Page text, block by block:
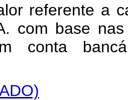
referente a
com base
conta